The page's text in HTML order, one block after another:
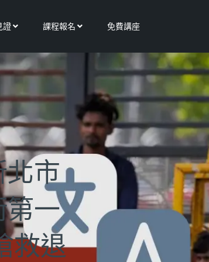
證Open 學員見證
課程報名 Open 課程報名
免費講座
市
第一
救退